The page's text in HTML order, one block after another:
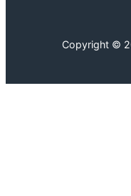
Copyright ©